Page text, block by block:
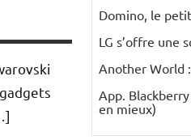
Domino, le
LG s’offre une
Another World
App.
en mieux)